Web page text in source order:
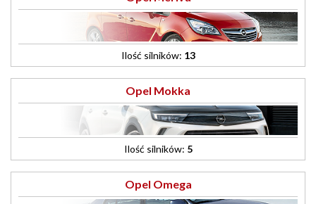
Ilość silników: 13
Opel Mokka
Ilość silników: 5
Opel Omega